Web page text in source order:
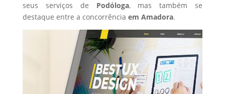
seus serviços de Podóloga, mas também se
destaque entre a concorrência em Amadora.